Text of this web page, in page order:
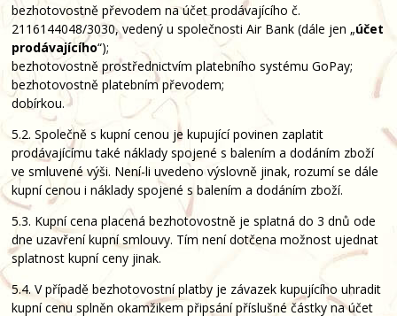
bezhotovostně převodem na účet prodávajícího č.
2116144048/3030, vedený u společnosti Air Bank (dále jen „účet
prodávajícího“);
bezhotovostně prostřednictvím platebního systému GoPay;
bezhotovostně platebním převodem;
dobírkou.
5.2. Společně s kupní cenou je kupující povinen zaplatit
prodávajícímu také náklady spojené s balením a dodáním zboží
ve smluvené výši. Není-li uvedeno výslovně jinak, rozumí se dále
kupní cenou i náklady spojené s balením a dodáním zboží.
5.3. Kupní cena placená bezhotovostně je splatná do 3 dnů ode
dne uzavření kupní smlouvy. Tím není dotčena možnost ujednat
splatnost kupní ceny jinak.
5.4. V případě bezhotovostní platby je závazek kupujícího uhradit
kupní cenu splněn okamžikem připsání příslušné částky na účet